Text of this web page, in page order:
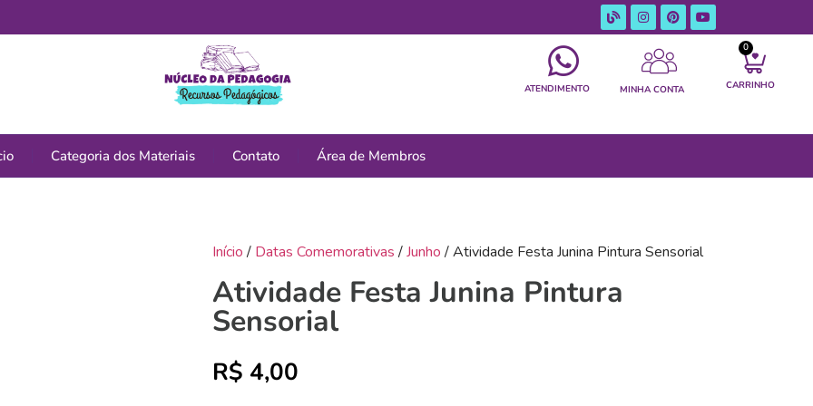
ATENDIMENTO MINHA CONTA
0
CARRINHO
Categoria dos Materiais Contato Área de Membros
Início / Datas Comemorativas /Junho / Atividade Festa Junina Pintura Sensorial
Atividade Festa Junina Pintura
Sensorial
R$ 4,00